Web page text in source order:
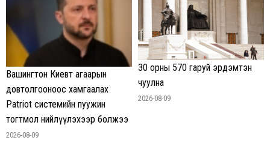
Вашингтон Киевт агаарын
довтолгооноос хамгаалах
Patriot системийн пуужин
тогтмол нийлүүлэхээр болжээ
2026-08-09
30 орны 570 гаруй эрдэмтэн
чуулна
2026-08-09